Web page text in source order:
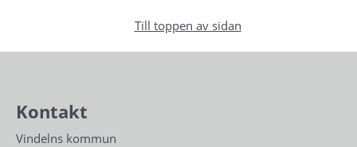
Till toppen av sidan
Kontakt
Vindelns kommun